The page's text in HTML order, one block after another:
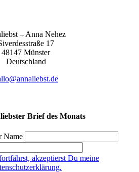
– Anna Nehez
17
48147 Müns­ter
Deutsch­land
Brief des Monats
Name
akzeptierst Du meine